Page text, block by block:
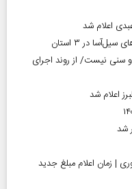
اعلام شد
سنی نیست/ از روند اجرای
اعلام شد
شد
| زمان اعلام مبلغ جدید